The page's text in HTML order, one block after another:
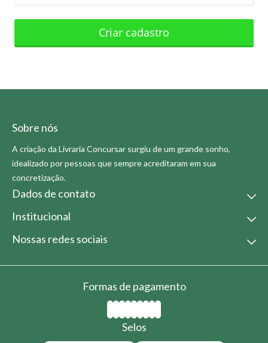
Criar cadastro
Sobre nós
A criação da Livraria Concursar surgiu de um grande sonho,
idealizado por pessoas que sempre acreditaram em sua
concretização.
Dados de contato
(21) 2613-6153
Horário de atendimento
Institucional
Nossa Empresa
Politica de Troca
Nossas redes sociais
Formas de pagamento
Selos